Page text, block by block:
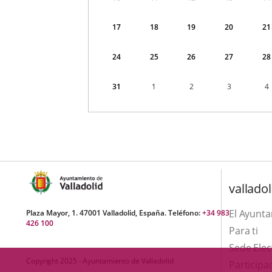
17 18 19 20 21
24 25 26 27 28
31 1 2 3 4
Plaza Mayor, 1. 47001 Valladolid, España. Teléfono:+34 983
426 100
Copyright 2025 - Ayuntamiento de Valladolid
El
Para ti
Sede